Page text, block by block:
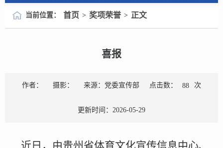
当前位置： 首页 > 奖项荣誉 > 正文
喜报
作者： 摄影： 来源：党委宣传部 点击数： 88 次
更新时间：2026-05-29
近日，由贵州省体育文化宣传信息中心、